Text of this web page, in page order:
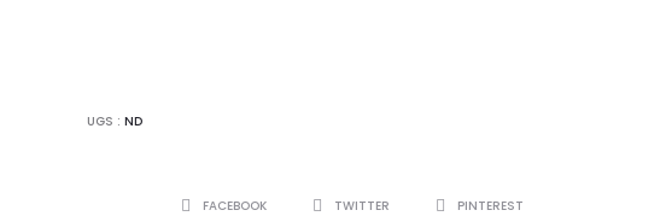
UGS : ND
SHAREFACEBOOK TWITTER PINTEREST